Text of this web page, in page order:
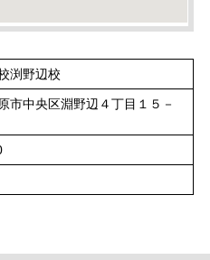
渕野辺校
市中央区淵野辺４丁目１５－